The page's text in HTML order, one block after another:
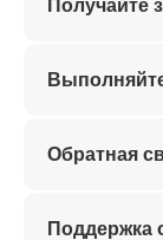
Получайте
Обратная
Поддержка